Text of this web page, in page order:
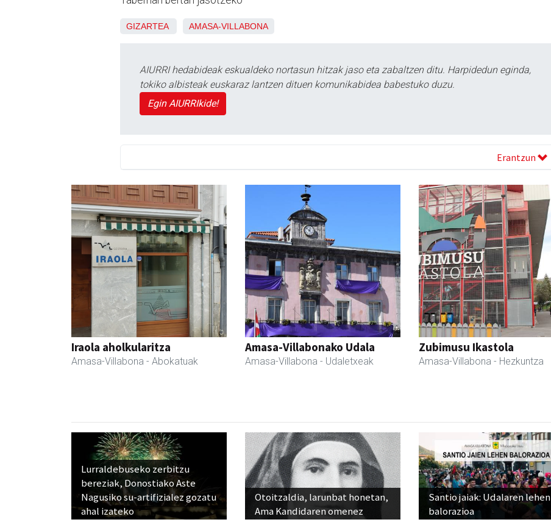
GIZARTEA AMASA-VILLABONA
AIURRI hedabideak eskualdeko nortasun hitzak jaso eta zabaltzen ditu. Harpidedun eginda,
tokiko albisteak euskaraz lantzen dituen komunikabidea babestuko duzu.
Egin AIURRIkide!
Erantzun
Iraola aholkularitza
Amasa-Villabona - Abokatuak
Amasa-Villabonako Udala
Amasa-Villabona - Udaletxeak
Zubimusu Ikastola
Amasa-Villabona - Hezkuntza
Lurraldebuseko zerbitzu
bereziak, Donostiako Aste
Nagusiko su-artifizialez gozatu
ahal izateko
Otoitzaldia, larunbat honetan,
Ama Kandidaren omenez
Santio jaiak: Udalaren lehen
balorazioa